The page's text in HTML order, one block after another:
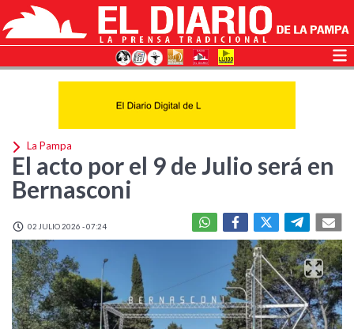
La Pampa
El acto por el 9 de Julio será en
Bernasconi
02 JULIO 2026 - 07:24